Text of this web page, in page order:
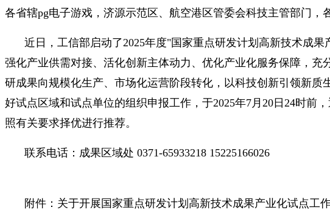
各省辖pg电子游戏，济源示范区、航空港区管委会科技主管部门，
近日，工信部启动了2025年度"国家重点研发计划高新技术成
强化产业供需对接、活化创新主体动力、优化产业化服务保障，
研成果向规模化生产、市场化运营阶段转化，以科技创新引领新
好试点区域和试点单位的组织申报工作，于2025年7月20日24时前
照有关要求择优进行推荐。
联系电话：成果区域处 0371-65933218 15225166026
附件：关于开展国家重点研发计划高新技术成果产业化试点工